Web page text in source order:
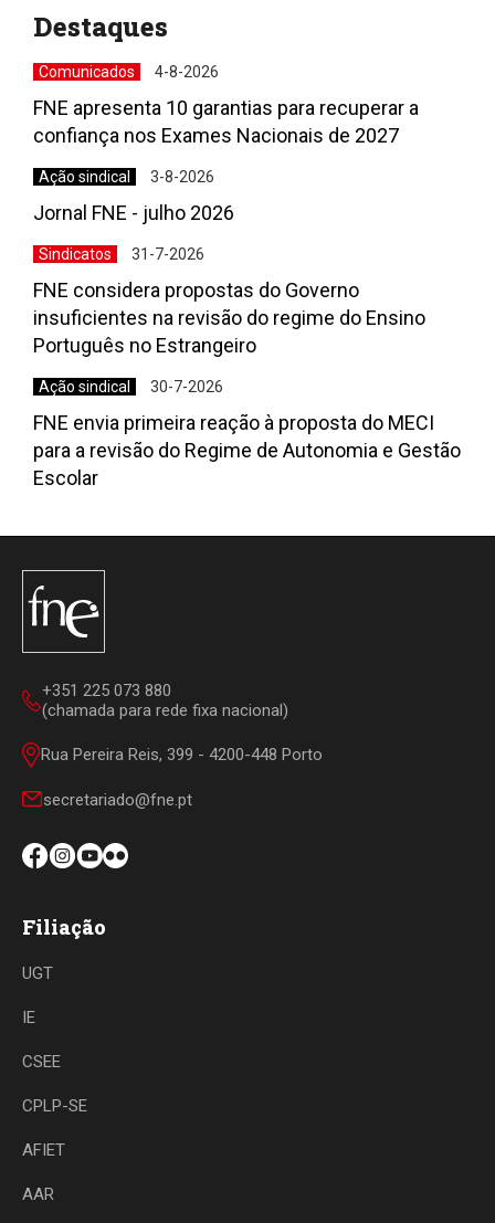
Destaques
Comunicados 4-8-2026
FNE apresenta 10 garantias para recuperar a
confiança nos Exames Nacionais de 2027
Ação sindical 3-8-2026
Jornal FNE - julho 2026
Sindicatos 31-7-2026
FNE considera propostas do Governo
insuficientes na revisão do regime do Ensino
Português no Estrangeiro
Ação sindical 30-7-2026
FNE envia primeira reação à proposta do MECI
para a revisão do Regime de Autonomia e Gestão
Escolar
+351 225 073 880
(chamada para rede fixa nacional)
Rua Pereira Reis, 399 - 4200-448 Porto
secretariado@fne.pt
Filiação
UGT
IE
CSEE
CPLP-SE
AFIET
AAR